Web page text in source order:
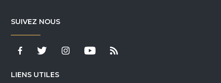
SUIVEZ NOUS
LIENS UTILES